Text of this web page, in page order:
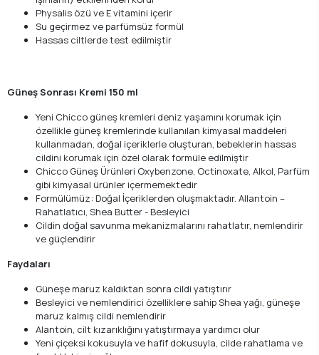
Physalis özü ve E vitamini içerir
Su geçirmez ve parfümsüz formül
Hassas ciltlerde test edilmiştir
Güneş Sonrası Kremi 150 ml
Yeni Chicco güneş kremleri deniz yaşamını korumak için
özellikle güneş kremlerinde kullanılan kimyasal maddeleri
kullanmadan, doğal içeriklerle oluşturan, bebeklerin hassas
cildini korumak için özel olarak formüle edilmiştir
Chicco Güneş Ürünleri Oxybenzone, Octinoxate, Alkol, Parfüm
gibi kimyasal ürünler içermemektedir
Formülümüz: Doğal İçeriklerden oluşmaktadır. Allantoin –
Rahatlatıcı, Shea Butter - Besleyici
Cildin doğal savunma mekanizmalarını rahatlatır, nemlendirir
ve güçlendirir
Faydaları
Güneşe maruz kaldıktan sonra cildi yatıştırır
Besleyici ve nemlendirici özelliklere sahip Shea yağı, güneşe
maruz kalmış cildi nemlendirir
Alantoin, cilt kızarıklığını yatıştırmaya yardımcı olur
Yeni çiçeksi kokusuyla ve hafif dokusuyla, cilde rahatlama ve